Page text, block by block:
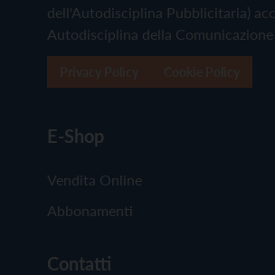
dell'Autodisciplina Pubblicitaria)
Autodisciplina della
E-Shop
Vendita Online
Abbonamenti
Contatti